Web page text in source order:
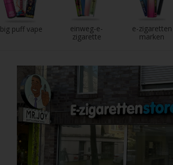
big puff vape
einweg-e-
zigarette
e-zigaretten
marken